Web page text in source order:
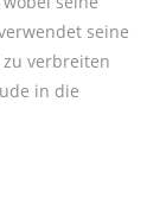
seine
verbreiten
in die